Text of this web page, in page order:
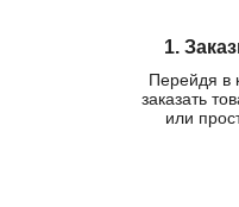
1.
Перейдя в
заказать
или